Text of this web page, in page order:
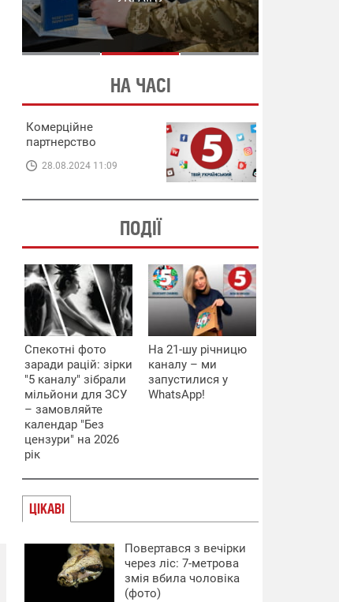
СХЕМИ В ЕНЕРГЕТИЦІ
ЕНЕРГЕТИЦІ
НА ЧАСІ
Комерційне
партнерство
28.08.2024 11:09
ПОДІЇ
Спекотні фото
заради рацій: зірки
"5 каналу" зібрали
мільйони для ЗСУ
– замовляйте
календар "Без
цензури" на 2026
рік
На 21-шу річницю
каналу – ми
запустилися у
WhatsApp!
ЦІКАВІ
Повертався з вечірки
через ліс: 7-метрова
змія вбила чоловіка
(фото)